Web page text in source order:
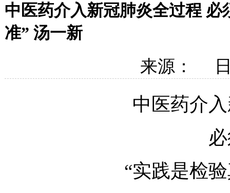
中医药介入新冠肺炎全过程
准” 汤一新
来源： 日
中医药介
“实践是检